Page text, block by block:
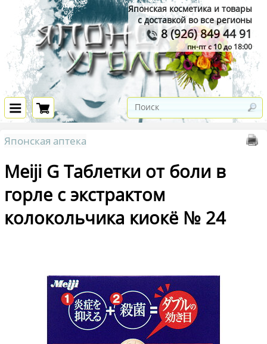
Японская косметика и товары
с доставкой во все регионы
8 (926) 849 44 91
пн-пт с 10 до 18:00
Японская аптека
Meiji G Таблетки от боли в
горле с экстрактом
колокольчика киокё № 24